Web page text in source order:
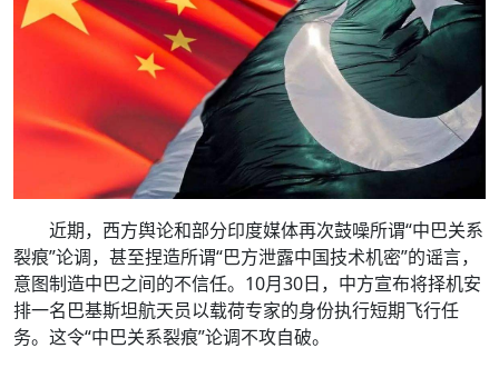
近期，西方舆论和部分印度媒体再次鼓噪所谓“中巴关系
裂痕”论调，甚至捏造所谓“巴方泄露中国技术机密”的谣言，
意图制造中巴之间的不信任。10月30日，中方宣布将择机安
排一名巴基斯坦航天员以载荷专家的身份执行短期飞行任
务。这令“中巴关系裂痕”论调不攻自破。